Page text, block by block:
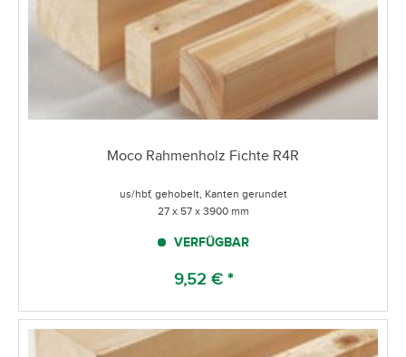
Moco Rahmenholz Fichte R4R
us/hbf, gehobelt, Kanten gerundet
27 x 57 x 3900 mm
VERFÜGBAR
9,52 € *